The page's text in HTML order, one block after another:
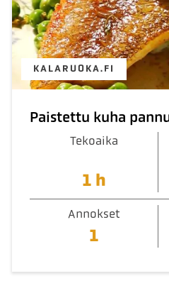
KALARUOKA.FI
Paistettu kuha
Tekoaika
1 h
Annokset
1